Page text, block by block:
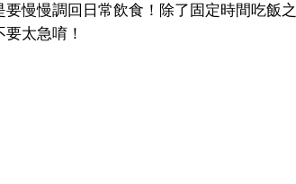
慢慢調回日常飲食！除了固定時間吃飯之
太急唷！